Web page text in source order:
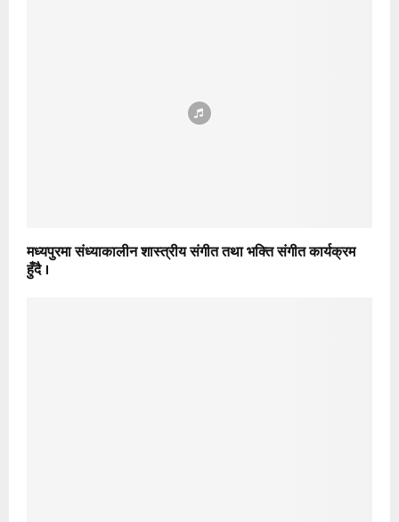
मध्यपुरमा संध्याकालीन शास्त्रीय संगीत तथा भक्ति संगीत कार्यक्रम
हुँदै ।